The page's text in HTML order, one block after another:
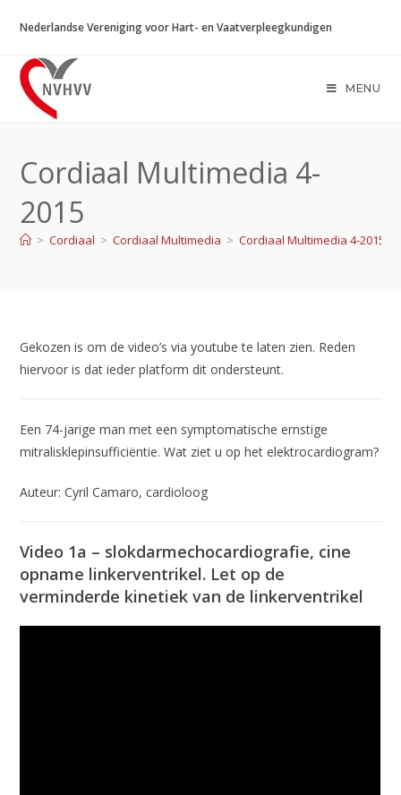
naar
inhoud
Nederlandse Vereniging voor Hart- en Vaatverpleegkundigen
MENU
Cordiaal Multimedia 4-
2015
> Cordiaal > Cordiaal Multimedia > Cordiaal Multimedia 4-2015
Gekozen is om de video’s via youtube te laten zien. Reden
hiervoor is dat ieder platform dit ondersteunt.
Een 74-jarige man met een symptomatische ernstige
mitralisklepinsufficiëntie. Wat ziet u op het elektrocardiogram?
Auteur: Cyril Camaro, cardioloog
Video 1a – slokdarmechocardiografie, cine
opname linkerventrikel. Let op de
verminderde kinetiek van de linkerventrikel